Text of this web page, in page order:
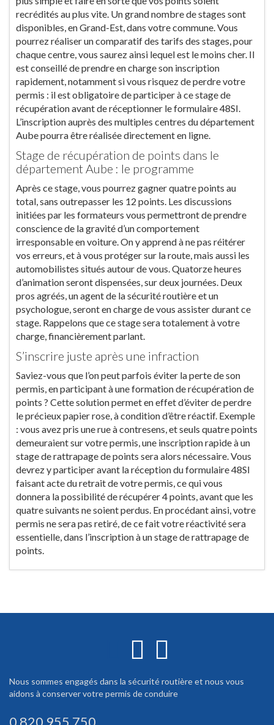
recrédités au plus vite. Un grand nombre de stages sont
disponibles, en Grand-Est, dans votre commune. Vous
pourrez réaliser un comparatif des tarifs des stages, pour
chaque centre, vous saurez ainsi lequel est le moins cher. Il
est conseillé de prendre en charge son inscription
rapidement, notamment si vous risquez de perdre votre
permis : il est obligatoire de participer à ce stage de
récupération avant de réceptionner le formulaire 48SI.
L’inscription auprès des multiples centres du département
Aube pourra être réalisée directement en ligne.
Stage de récupération de points dans le
département Aube : le programme
Après ce stage, vous pourrez gagner quatre points au
total, sans outrepasser les 12 points. Les discussions
initiées par les formateurs vous permettront de prendre
conscience de la gravité d’un comportement
irresponsable en voiture. On y apprend à ne pas réitérer
vos erreurs, et à vous protéger sur la route, mais aussi les
automobilistes situés autour de vous. Quatorze heures
d’animation seront dispensées, sur deux journées. Deux
pros agréés, un agent de la sécurité routière et un
psychologue, seront en charge de vous assister durant ce
stage. Rappelons que ce stage sera totalement à votre
charge, financièrement parlant.
S’inscrire juste après une infraction
Saviez-vous que l’on peut parfois éviter la perte de son
permis, en participant à une formation de récupération de
points ? Cette solution permet en effet d’éviter de perdre
le précieux papier rose, à condition d’être réactif. Exemple
: vous avez pris une rue à contresens, et seuls quatre points
demeuraient sur votre permis, une inscription rapide à un
stage de rattrapage de points sera alors nécessaire. Vous
devrez y participer avant la réception du formulaire 48SI
faisant acte du retrait de votre permis, ce qui vous
donnera la possibilité de récupérer 4 points, avant que les
quatre suivants ne soient perdus. En procédant ainsi, votre
permis ne sera pas retiré, de ce fait votre réactivité sera
essentielle, dans l’inscription à un stage de rattrapage de
points.
Nous sommes engagés dans la sécurité routière et nous vous
aidons à conserver votre permis de conduire
0 820 955 750